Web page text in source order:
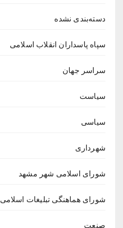
دسته‌بندی نشده
سپاه پاسداران انقلاب اسلامی
سراسر جهان
سیاست
سیاسی
شهرداری
شورای اسلامی شهر مشهد
شورای هماهنگی تبلیغات اسلامی
صنعت